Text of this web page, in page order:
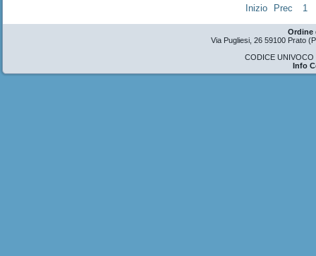
Inizio Prec 1
Ordine
Via Pugliesi, 26 59100 Prato
CODICE
Info